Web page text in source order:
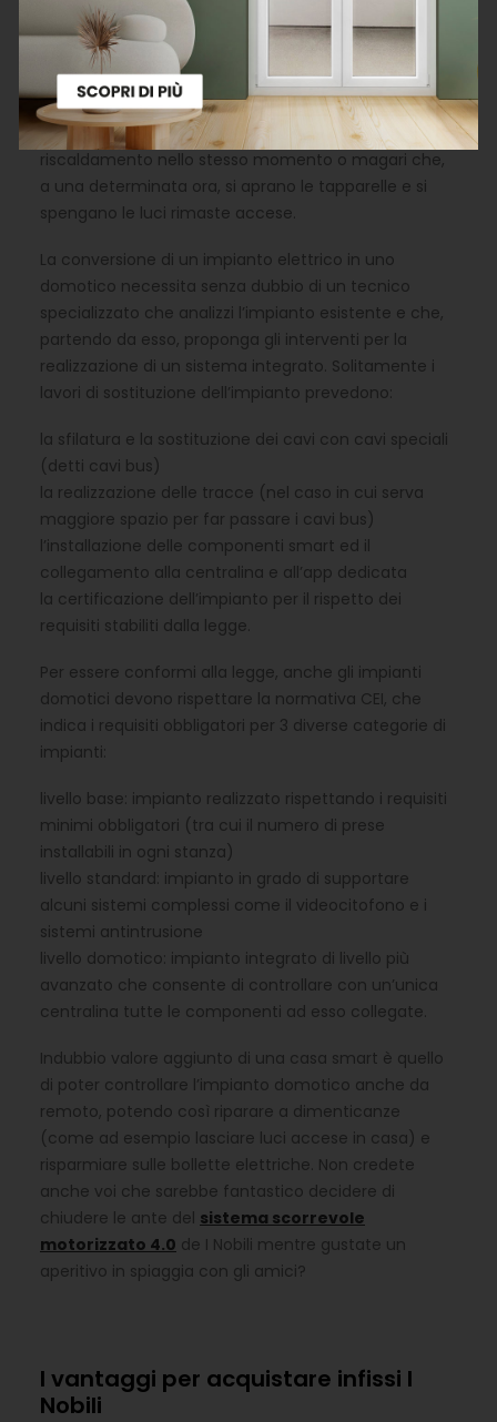
sostituire il proprio impianto elettrico tradizionale con
uno domotico è proprio legato al maggior controllo
dei consumi, viste le opportunità di automazioni
impostabili: è ad esempio possibile prevedere la
chiusura delle tapparelle e l’accensione del
riscaldamento nello stesso momento o magari che,
a una determinata ora, si aprano le tapparelle e si
spengano le luci rimaste accese.
La conversione di un impianto elettrico in uno
domotico necessita senza dubbio di un tecnico
specializzato che analizzi l’impianto esistente e che,
partendo da esso, proponga gli interventi per la
realizzazione di un sistema integrato. Solitamente i
lavori di sostituzione dell’impianto prevedono:
la sfilatura e la sostituzione dei cavi con cavi speciali
(detti cavi bus)
la realizzazione delle tracce (nel caso in cui serva
maggiore spazio per far passare i cavi bus)
l’installazione delle componenti smart ed il
collegamento alla centralina e all’app dedicata
la certificazione dell’impianto per il rispetto dei
requisiti stabiliti dalla legge.
Per essere conformi alla legge, anche gli impianti
domotici devono rispettare la normativa CEI, che
indica i requisiti obbligatori per 3 diverse categorie di
impianti:
livello base: impianto realizzato rispettando i requisiti
minimi obbligatori (tra cui il numero di prese
installabili in ogni stanza)
livello standard: impianto in grado di supportare
alcuni sistemi complessi come il videocitofono e i
sistemi antintrusione
livello domotico: impianto integrato di livello più
avanzato che consente di controllare con un’unica
centralina tutte le componenti ad esso collegate.
Indubbio valore aggiunto di una casa smart è quello
di poter controllare l’impianto domotico anche da
remoto, potendo così riparare a dimenticanze
(come ad esempio lasciare luci accese in casa) e
risparmiare sulle bollette elettriche. Non credete
anche voi che sarebbe fantastico decidere di
chiudere le ante del sistema scorrevole
motorizzato 4.0 de I Nobili mentre gustate un
aperitivo in spiaggia con gli amici?
I vantaggi per acquistare infissi I
Nobili